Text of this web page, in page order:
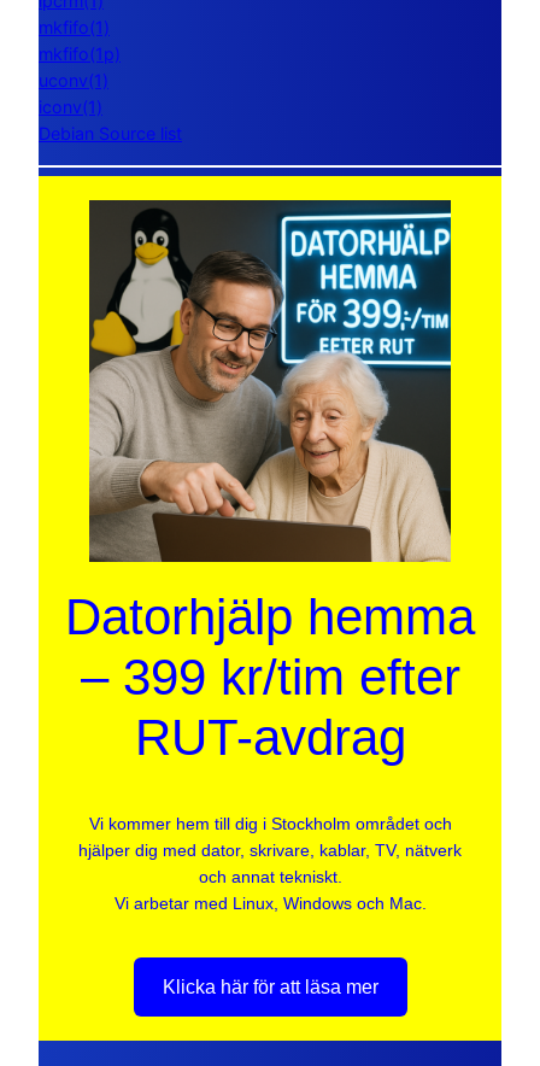
mkfifo(1)
mkfifo(1p)
uconv(1)
iconv(1)
Debian Source list
Datorhjälp hemma
– 399 kr/tim efter
RUT-avdrag
Vi kommer hem till dig i Stockholm området och
hjälper dig med dator, skrivare, kablar, TV, nätverk
och annat tekniskt.
Vi arbetar med Linux, Windows och Mac.
Klicka här för att läsa mer